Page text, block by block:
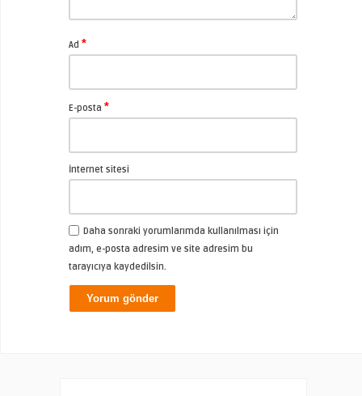
Ad *
E-posta *
İnternet sitesi
Daha sonraki yorumlarımda kullanılması için
adım, e-posta adresim ve site adresim bu
tarayıcıya kaydedilsin.